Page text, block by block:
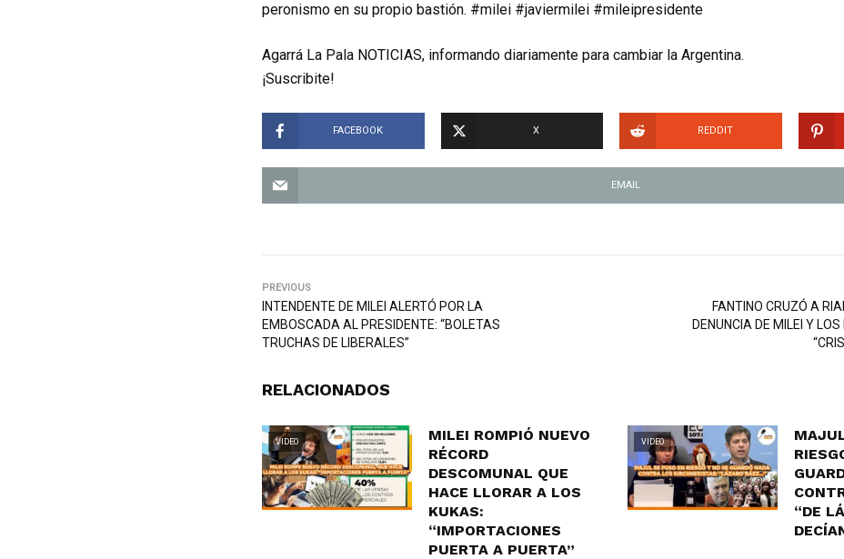
peronismo en su propio bastión. #milei #javiermilei #mileipresidente
Agarrá La Pala NOTICIAS, informando diariamente para cambiar la Argentina.
¡Suscribite!
FACEBOOK X REDDIT
EMAIL
PREVIOUS
INTENDENTE DE MILEI ALERTÓ POR LA
EMBOSCADA AL PRESIDENTE: “BOLETAS
TRUCHAS DE LIBERALES”
FANTINO CRUZÓ A
DENUNCIA DE MILEI Y
RELACIONADOS
VIDEO
MILEI ROMPIÓ NUEVO
RÉCORD
DESCOMUNAL QUE
HACE LLORAR A LOS
KUKAS:
“IMPORTACIONES
PUERTA A PUERTA”
VIDEO
“DE